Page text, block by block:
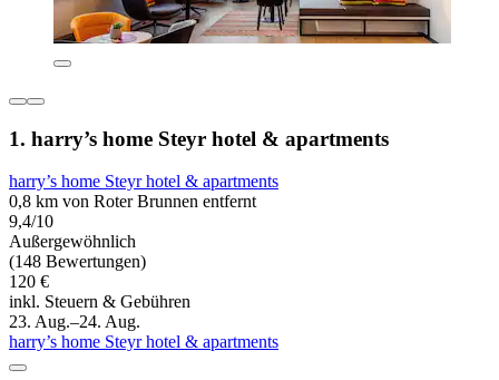
1. harry’s home Steyr hotel & apartments
harry’s home Steyr hotel & apartments
0,8 km von Roter Brunnen entfernt
9,4/10
Außergewöhnlich
(148 Bewertungen)
120 €
inkl. Steuern & Gebühren
23. Aug.–24. Aug.
harry’s home Steyr hotel & apartments